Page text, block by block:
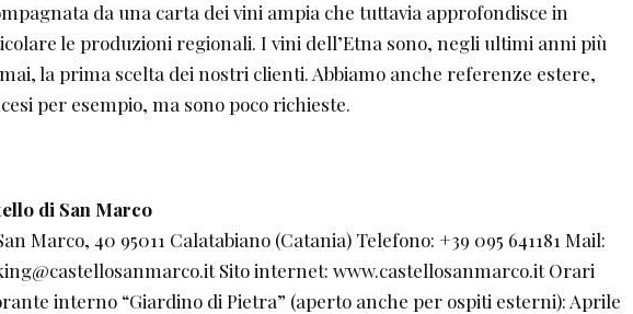
da una carta dei vini ampia che tuttavia approfondisce in
le produzioni regionali. I vini dell’Etna sono, negli ultimi anni più
la prima scelta dei nostri clienti. Abbiamo anche referenze estere,
per esempio, ma sono poco richieste.
di San Marco
Marco, 40 95011 Calatabiano (Catania) Telefono: +39 095 641181 Mail:
Sito internet: www.castellosanmarco.it Orari
interno “Giardino di Pietra” (aperto anche per ospiti esterni): Aprile